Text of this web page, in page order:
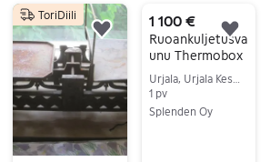
ToriDiili
Lisää suosikiksi.
1 100 €
Ruoankuljetusva
unu Thermobox
1 pv
Splenden Oy